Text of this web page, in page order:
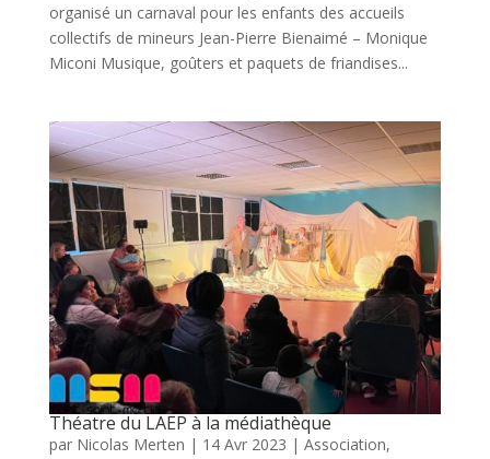
organisé un carnaval pour les enfants des accueils
collectifs de mineurs Jean-Pierre Bienaimé – Monique
Miconi Musique, goûters et paquets de friandises...
Théatre du LAEP à la médiathèque
par Nicolas Merten | 14 Avr 2023 | Association,